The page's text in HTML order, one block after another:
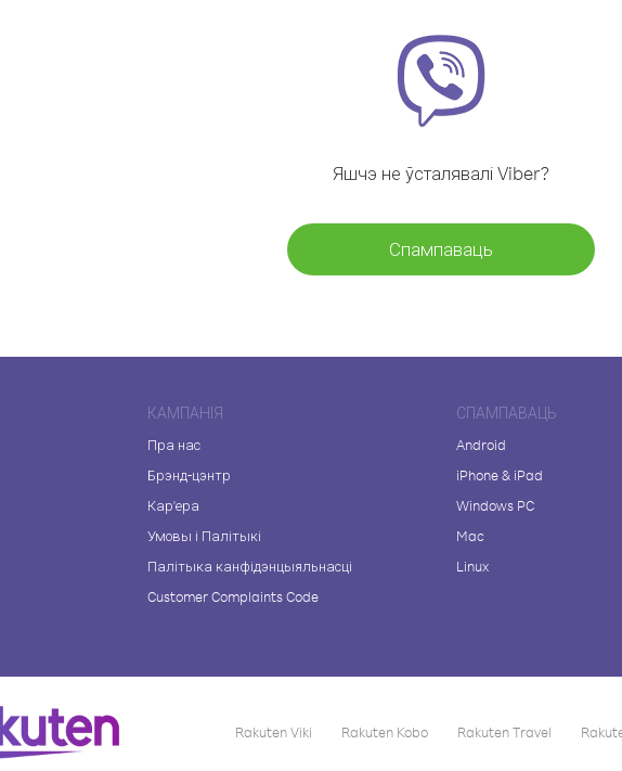
Яшчэ не ўсталявалі Viber?
Спампаваць
КАМПАНІЯ
Пра нас
Брэнд-цэнтр
Кар'ера
Умовы і Палітыкі
Палітыка канфідэнцыяльнасці
Customer Complaints Code
СПАМПАВАЦЬ
Android
iPhone & iPad
Windows PC
Mac
Linux
Rakuten Viki Rakuten Kobo Rakuten Travel